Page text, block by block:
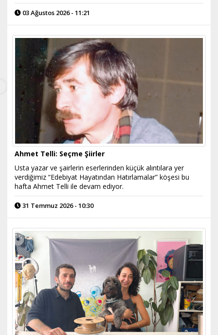
03 Ağustos 2026 - 11:21
Ahmet Telli: Seçme Şiirler
Usta yazar ve şairlerin eserlerinden küçük alıntılara yer
verdiğimiz “Edebiyat Hayatından Hatırlamalar” köşesi bu
hafta Ahmet Telli ile devam ediyor.
31 Temmuz 2026 - 10:30